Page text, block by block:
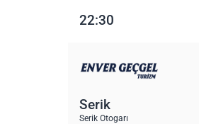
22:30
Serik
Serik Otogarı